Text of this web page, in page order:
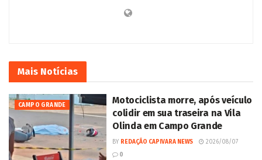
Mais Notícias
CAMPO GRANDE
Motociclista morre, após veículo
colidir em sua traseira na Vila
Olinda em Campo Grande
BY REDAÇÃO CAPIVARA NEWS
2026/08/07
0